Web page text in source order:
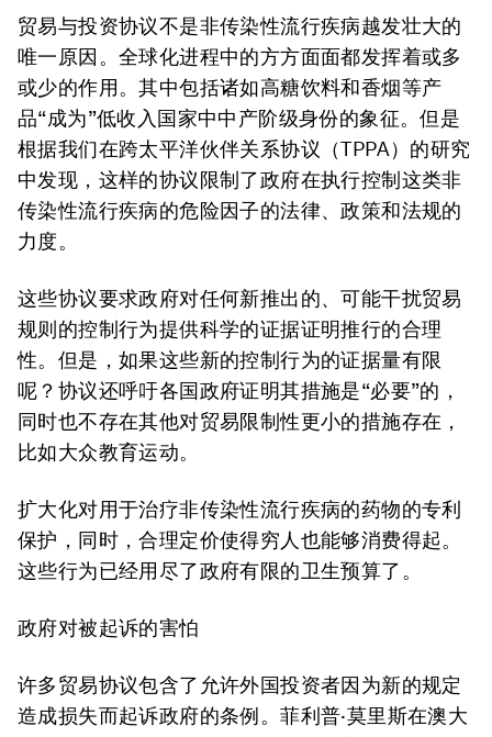
贸易与投资协议不是非传染性流行疾病越发壮大的
唯一原因。全球化进程中的方方面面都发挥着或多
或少的作用。其中包括诸如高糖饮料和香烟等产
品“成为”低收入国家中中产阶级身份的象征。但是
根据我们在跨太平洋伙伴关系协议（TPPA）的研究
中发现，这样的协议限制了政府在执行控制这类非
传染性流行疾病的危险因子的法律、政策和法规的
力度。
这些协议要求政府对任何新推出的、可能干扰贸易
规则的控制行为提供科学的证据证明推行的合理
性。但是，如果这些新的控制行为的证据量有限
呢？协议还呼吁各国政府证明其措施是“必要”的，
同时也不存在其他对贸易限制性更小的措施存在，
比如大众教育运动。
扩大化对用于治疗非传染性流行疾病的药物的专利
保护，同时，合理定价使得穷人也能够消费得起。
这些行为已经用尽了政府有限的卫生预算了。
政府对被起诉的害怕
许多贸易协议包含了允许外国投资者因为新的规定
造成损失而起诉政府的条例。菲利普·莫里斯在澳大